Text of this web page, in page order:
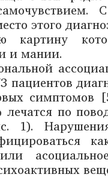
этого
картину
и мании.
пациентов
по
1).